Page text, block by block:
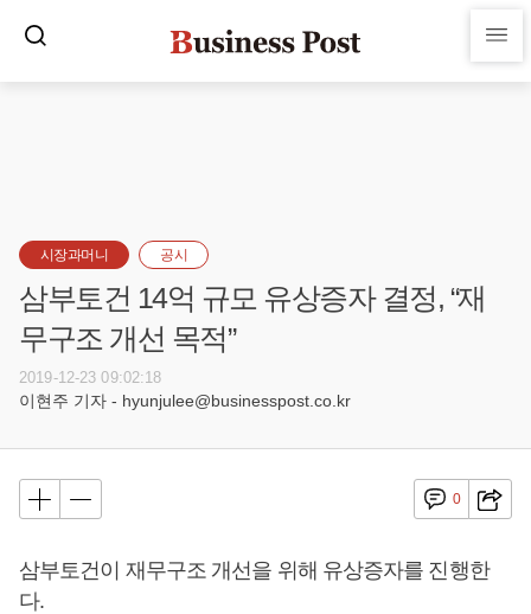
시장과머니 공시
삼부토건 14억 규모 유상증자 결정, “재
무구조 개선 목적”
2019-12-23 09:02:18
이현주 기자 - hyunjulee@businesspost.co.kr
0
삼부토건이 재무구조 개선을 위해 유상증자를 진행한
다.